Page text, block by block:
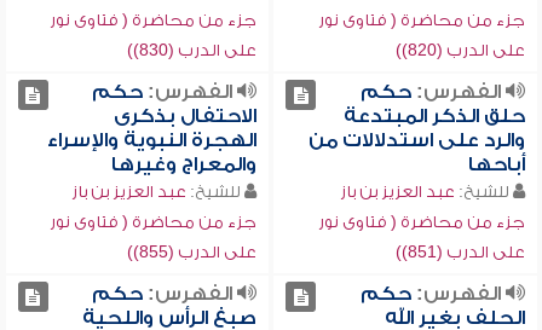
جزء من محاضرة ( فتاوى نور
على الدرب (820))
جزء من محاضرة ( فتاوى نور
على الدرب (830))
الفهرس:حكم
حلق الذكر المبتدعة
والرد على استدلالات من
أباحها
للشيخ: عبد العزيز بن باز
جزء من محاضرة ( فتاوى نور
على الدرب (851))
الفهرس:حكم
الاحتفال بذكرى
الهجرة النبوية والإسراء
والمعراج وغيرها
للشيخ: عبد العزيز بن باز
جزء من محاضرة ( فتاوى نور
على الدرب (855))
الفهرس:حكم
الحلف بغير الله
الفهرس:حكم
صبغ الرأس واللحية